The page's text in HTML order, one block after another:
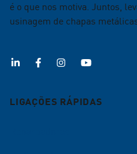
é o que nos motiva. Juntos,
usinagem de chapas
LIGAÇÕES RÁPIDAS